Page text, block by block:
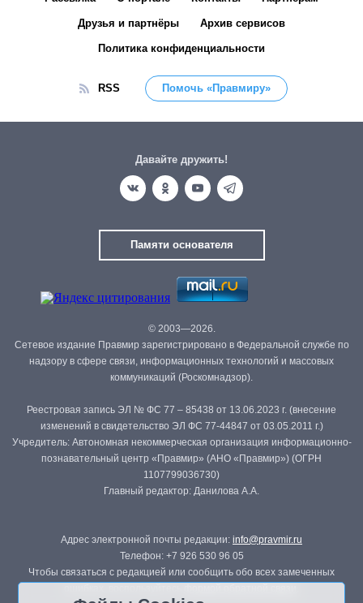
Друзья и партнёры Архив сервисов
Политика конфиденциальности
RSS Помочь «Правмиру»
Давайте дружить!
Памяти основателя
© 2003—2026.
Сетевое издание Правмир зарегистрировано в Федеральной службе по
надзору в сфере связи, информационных технологий и массовых
коммуникаций (Роскомнадзор).
Реестровая запись ЭЛ № ФС 77 – 85438 от 13.06.2023 г. (внесение
изменений в свидетельство ЭЛ ФС 77-44847 от 03.05.2011 г.)
Учредитель: Автономная некоммерческая организация информационно-
познавательный центр «Правмир» (АНО «Правмир») (ОГРН
1107799036730)
Главный редактор: Данилова А.А.
Адрес электронной почты редакции: info@pravmir.ru
Телефон: +7 926 530 96 05
Чтобы связаться с редакцией или сообщить обо всех замеченных